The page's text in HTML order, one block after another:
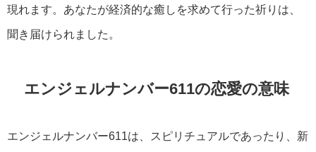
現れます。あなたが経済的な癒しを求めて行った祈りは、
聞き届けられました。
エンジェルナンバー611の恋愛の意味
エンジェルナンバー611は、スピリチュアルであったり、新